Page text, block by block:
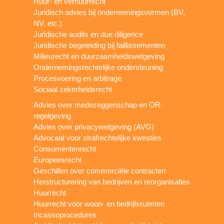
Juridisch advies bij ondernemingsvormen (BV,
NV, etc.)
Juridische audits en due diligence
Juridische begeleiding bij faillissementen
Milieurecht en duurzaamheidswetgeving
Ondernemingsrechtelijke ondersteuning
Procesvoering en arbitrage
Sociaal zekerheidsrecht
Advies over medezeggenschap en OR-
regelgeving
Advies over privacywetgeving (AVG)
Advocaat voor strafrechtelijke kwesties
Consumentenrecht
Europeesrecht
Geschillen over commerciële contracten
Herstructurering van bedrijven en reorganisaties
Huurrecht
Huurrecht voor woon- en bedrijfsruimten
Incassoprocedures